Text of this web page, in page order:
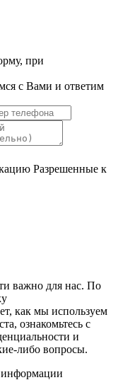
при
с Вами и ответим
Разрешенные к
важно для нас. По
как мы используем
ознакомьтесь с
и
либо вопросы.
информации